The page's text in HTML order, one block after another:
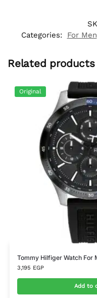
Categories:
For Men
Related products
Original
Tommy Hilfiger Watch For
3,195 EGP
Add to